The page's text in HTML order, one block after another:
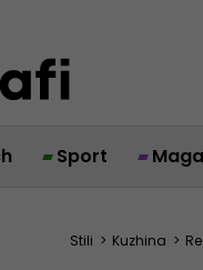
Sport
Stili > Kuzhina >